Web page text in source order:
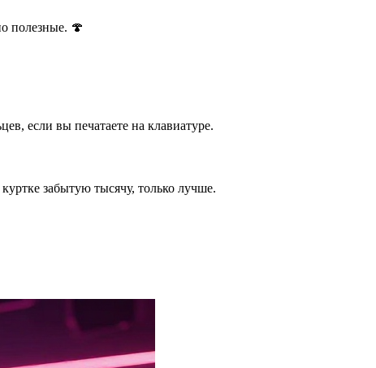
полезные. 🍄
если вы печатаете на клавиатуре.
забытую тысячу, только лучше.